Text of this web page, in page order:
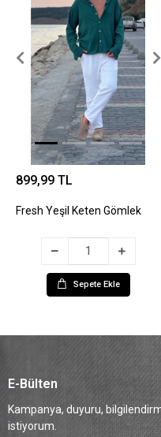
899,99 TL
Fresh Yeşil Keten Gömlek
Sepete Ekle
E-Bülten
Kampanya, duyuru,
istiyorum.